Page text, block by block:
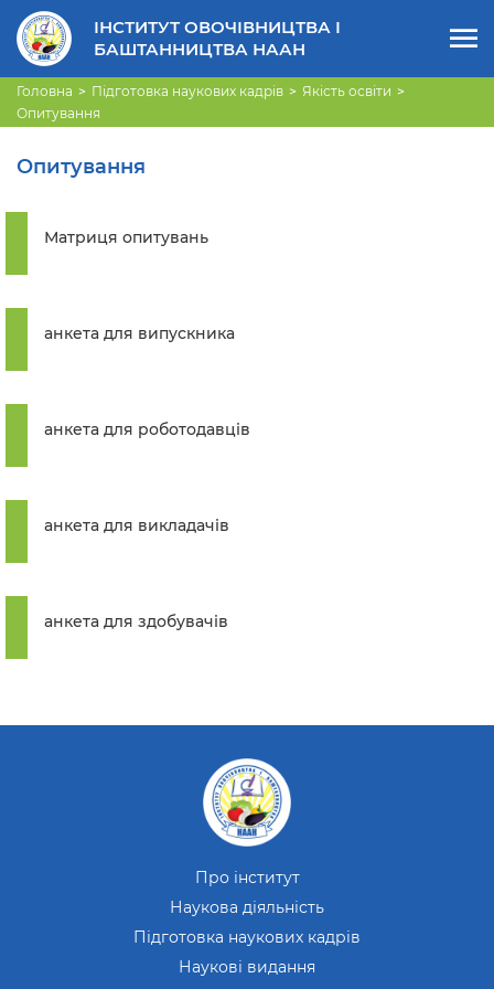
ІНСТИТУТ ОВОЧІВНИЦТВА І
БАШТАННИЦТВА НААН
Головна Підготовка наукових кадрів
Якість освіти
Опитування
Опитування
Матриця опитувань
анкета для випускника
анкета для роботодавців
анкета для викладачів
анкета для здобувачів
Про інститут
Наукова діяльність
Підготовка наукових кадрів
Наукові видання